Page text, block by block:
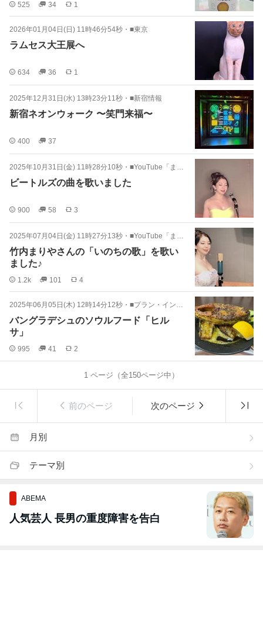
525 34 1
2026年01月04日(日) 11時46分54秒 ・ ■東京
ラムセス大王展へ
634 36 1
2025年12月31日(水) 13時23分11秒 ・ ■新宿情報
新宿ネオンウォーク 〜笑門来福〜
400 37
2025年10月31日(金) 11時28分10秒 ・ ■YouTube「まゆみちゃんねる」
ビートルズの曲を歌いました
900 58 3
2025年07月04日(金) 11時27分13秒 ・ ■YouTube「まゆみちゃんねる」
竹内まりやさんの「いのちの歌」を歌い
ました♪
1.2k 101 4
2025年06月05日(木) 12時14分12秒 ・ ■プラン・インターナショナル・ジャパン
バングラデシュのソウルフード「ヒル
サ」
995 41 2
1 ページ（全150ページ中）
前のページ 次のページ
月別
テーマ別
ABEMA
人気芸人 長男の重度障害を告白